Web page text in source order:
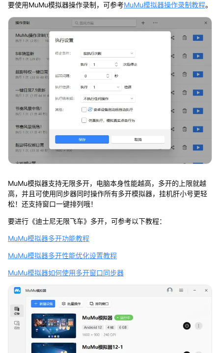
要使用MuMu模拟器操作录制，可参考MuMu模拟器操作录制教程。
MuMu模拟器支持无限多开，电脑本身性能越高，多开的上限就越
高，并且可使用同步器同时操作所有多开模拟器，挂机肝小号更轻
松！还支持窗口一键排列哦！
要进行《迪士尼无限飞车》多开，可参考以下教程：
MuMu模拟器多开功能教程
MuMu模拟器多开性能优化设置教程
MuMu模拟器如何使用多开窗口同步器